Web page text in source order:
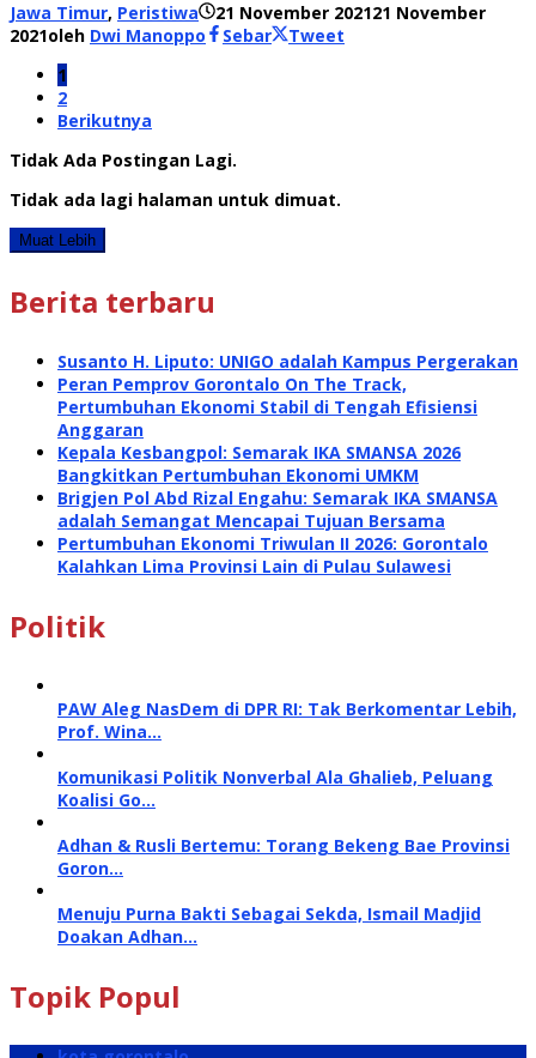
Jawa Timur, Peristiwa 21 November 202121 November
2021oleh Dwi Manoppo Sebar
Tweet
1
2
Berikutnya
Tidak Ada Postingan Lagi.
Tidak ada lagi halaman untuk dimuat.
Muat Lebih
Berita terbaru
Susanto H. Liputo: UNIGO adalah Kampus Pergerakan
Peran Pemprov Gorontalo On The Track,
Pertumbuhan Ekonomi Stabil di Tengah Efisiensi
Anggaran
Kepala Kesbangpol: Semarak IKA SMANSA 2026
Bangkitkan Pertumbuhan Ekonomi UMKM
Brigjen Pol Abd Rizal Engahu: Semarak IKA SMANSA
adalah Semangat Mencapai Tujuan Bersama
Pertumbuhan Ekonomi Triwulan II 2026: Gorontalo
Kalahkan Lima Provinsi Lain di Pulau Sulawesi
Politik
PAW Aleg NasDem di DPR RI: Tak Berkomentar Lebih,
Prof. Wina…
Komunikasi Politik Nonverbal Ala Ghalieb, Peluang
Koalisi Go…
Adhan & Rusli Bertemu: Torang Bekeng Bae Provinsi
Goron…
Menuju Purna Bakti Sebagai Sekda, Ismail Madjid
Doakan Adhan…
Topik Popul